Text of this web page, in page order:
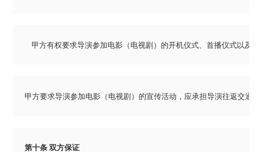
甲方有权要求导演参加电影（电视剧）的开机仪式、首播仪式以
甲方要求导演参加电影（电视剧）的宣传活动，应承担导演往返交通
第十条 双方保证